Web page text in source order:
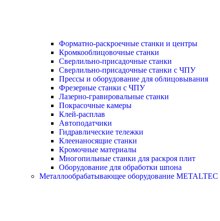
Форматно-раскроечные станки и центры
Кромкооблицовочные станки
Сверлильно-присадочные станки
Сверлильно-присадочные станки с ЧПУ
Прессы и оборудование для облицовывания
Фрезерные станки с ЧПУ
Лазерно-гравировальные станки
Покрасочные камеры
Клей-расплав
Автоподатчики
Гидравлические тележки
Клеенаносящие станки
Кромочные материалы
Многопильные станки для раскроя плит
Оборудование для обработки шпона
Металлообрабатывающее оборудование METALTEC